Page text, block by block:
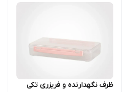
ظرف نگهدارنده و فریزری تکی